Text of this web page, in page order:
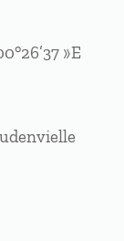
»E